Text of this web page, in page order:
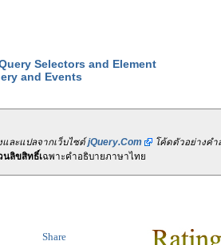
Selectors and Element
and Events
และแปลจากเว็บไซต์jQuery.Com โค้ดตัวอย่างค
นลิขสิทธิ์เฉพาะคำอธิบายภาษาไทย
Share